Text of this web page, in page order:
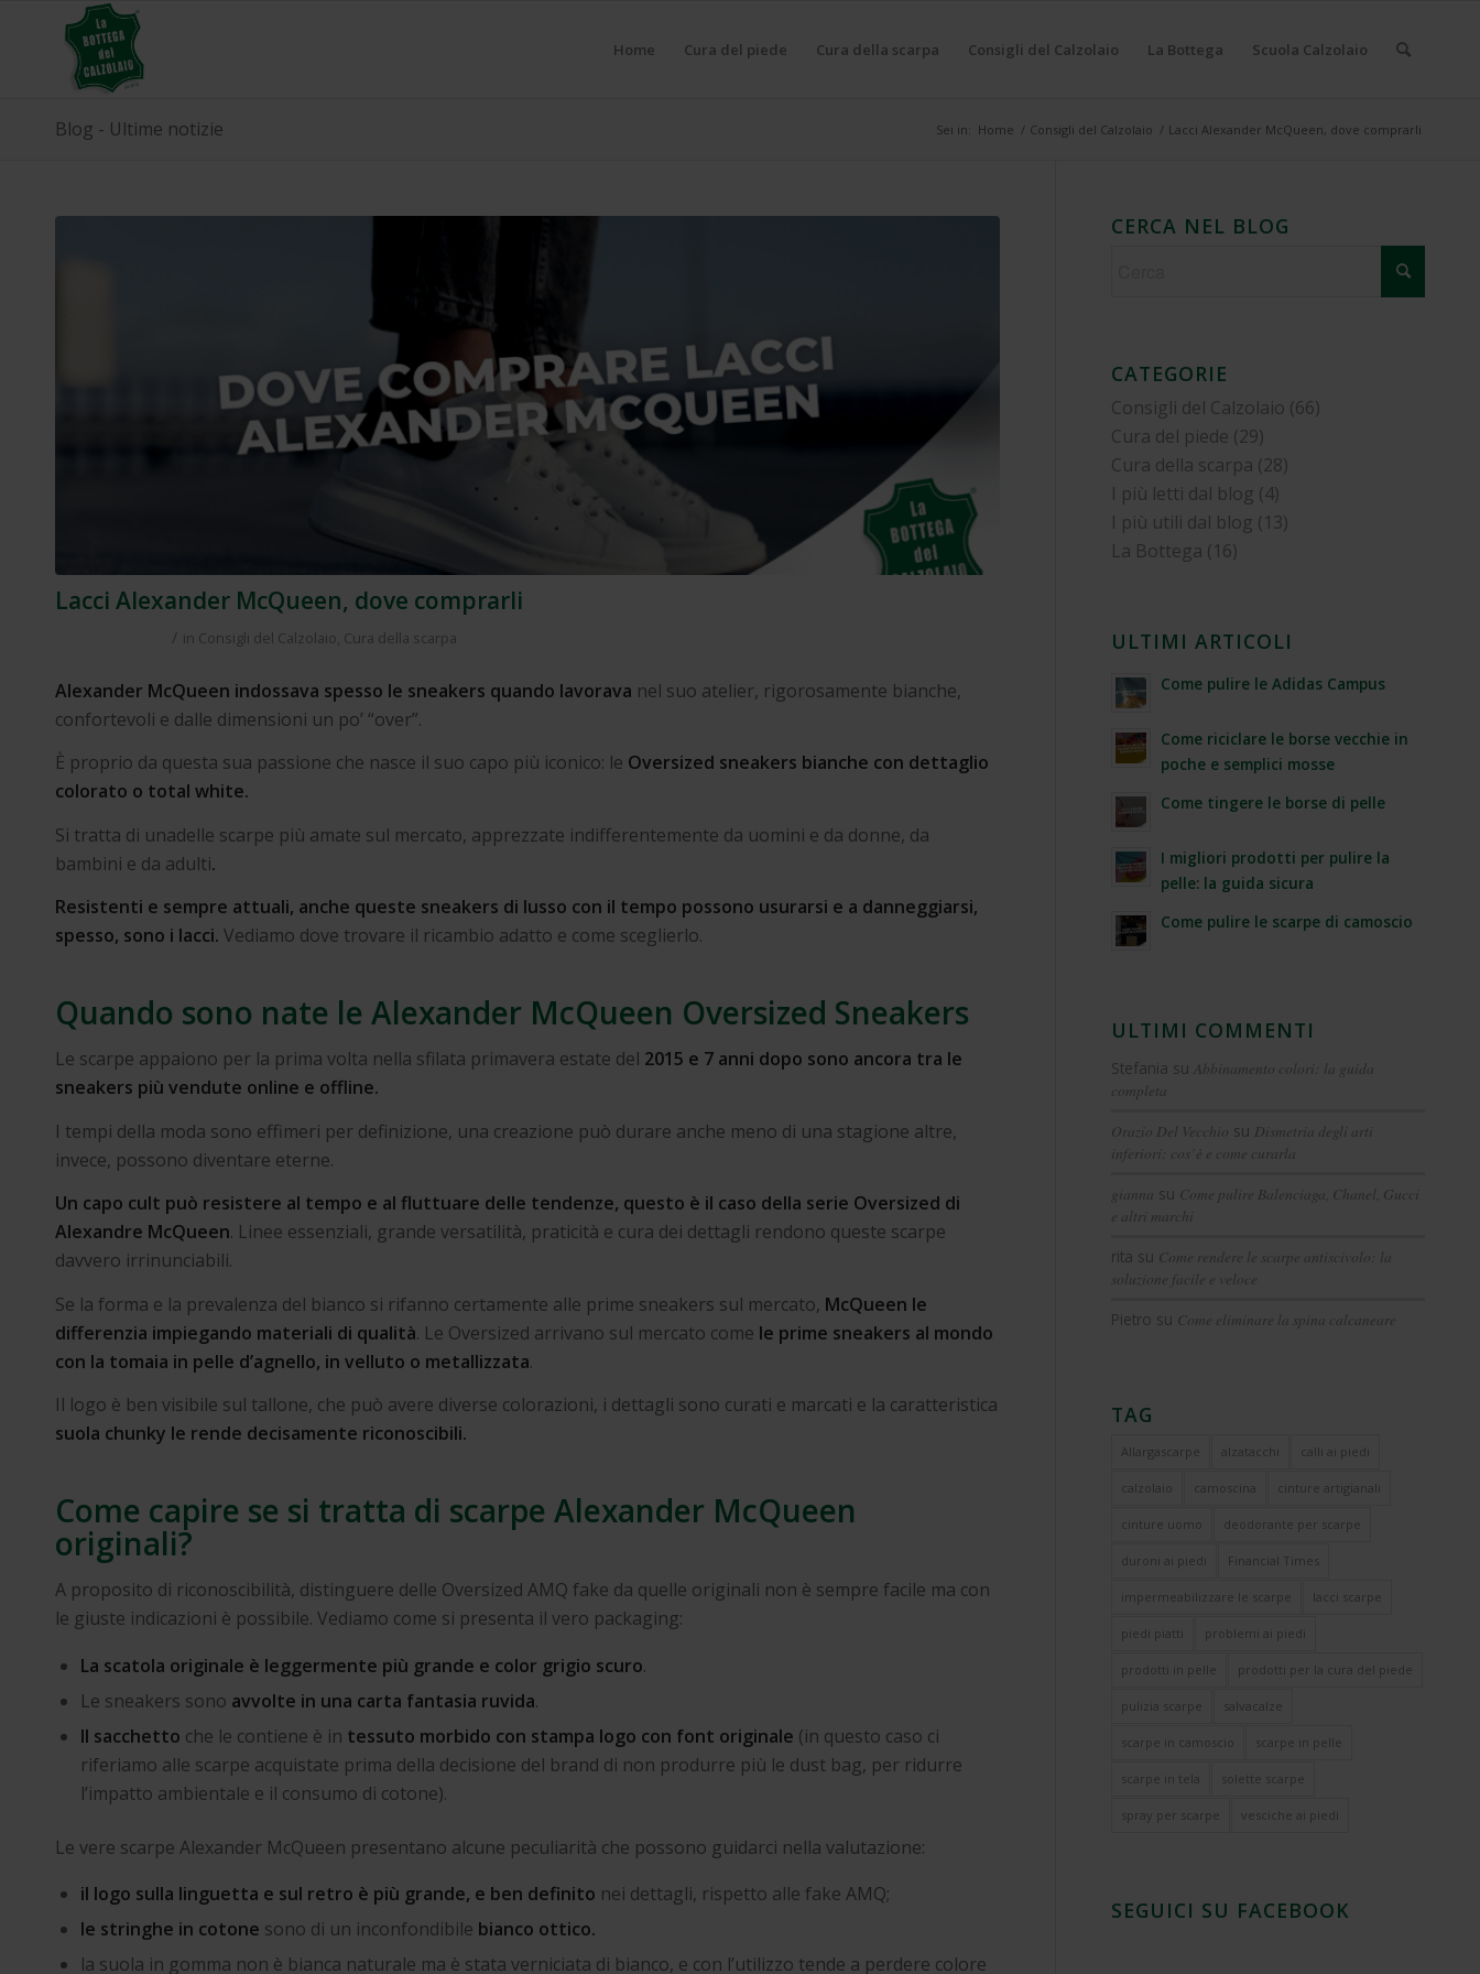
Home Cura del piede Cura della scarpa Consigli del Calzolaio La Bottega Scuola Calzolaio
Blog - Ultime notizie Sei in: Home / Consigli del Calzolaio / Lacci Alexander McQueen, dove comprarli
Lacci Alexander McQueen, dove comprarli
/ in Consigli del Calzolaio, Cura della scarpa
Alexander McQueen indossava spesso le sneakers quando lavorava nel suo atelier, rigorosamente bianche,
confortevoli e dalle dimensioni un po’ “over”.
È proprio da questa sua passione che nasce il suo capo più iconico: le Oversized sneakers bianche con dettaglio
colorato o total white.
Si tratta di unadelle scarpe più amate sul mercato, apprezzate indifferentemente da uomini e da donne, da
bambini e da adulti.
Resistenti e sempre attuali, anche queste sneakers di lusso con il tempo possono usurarsi e a danneggiarsi,
spesso, sono i lacci. Vediamo dove trovare il ricambio adatto e come sceglierlo.
Quando sono nate le Alexander McQueen Oversized Sneakers
Le scarpe appaiono per la prima volta nella sfilata primavera estate del 2015 e 7 anni dopo sono ancora tra le
sneakers più vendute online e offline.
I tempi della moda sono effimeri per definizione, una creazione può durare anche meno di una stagione altre,
invece, possono diventare eterne.
Un capo cult può resistere al tempo e al fluttuare delle tendenze, questo è il caso della serie Oversized di
Alexandre McQueen. Linee essenziali, grande versatilità, praticità e cura dei dettagli rendono queste scarpe
davvero irrinunciabili.
Se la forma e la prevalenza del bianco si rifanno certamente alle prime sneakers sul mercato, McQueen le
differenzia impiegando materiali di qualità. Le Oversized arrivano sul mercato come le prime sneakers al mondo
con la tomaia in pelle d’agnello, in velluto o metallizzata.
Il logo è ben visibile sul tallone, che può avere diverse colorazioni, i dettagli sono curati e marcati e la caratteristica
suola chunky le rende decisamente riconoscibili.
Come capire se si tratta di scarpe Alexander McQueen
originali?
A proposito di riconoscibilità, distinguere delle Oversized AMQ fake da quelle originali non è sempre facile ma con
le giuste indicazioni è possibile. Vediamo come si presenta il vero packaging:
La scatola originale è leggermente più grande e color grigio scuro.
Le sneakers sono avvolte in una carta fantasia ruvida.
Il sacchetto che le contiene è in tessuto morbido con stampa logo con font originale (in questo caso ci
riferiamo alle scarpe acquistate prima della decisione del brand di non produrre più le dust bag, per ridurre
l’impatto ambientale e il consumo di cotone).
Le vere scarpe Alexander McQueen presentano alcune peculiarità che possono guidarci nella valutazione:
il logo sulla linguetta e sul retro è più grande, e ben definito nei dettagli, rispetto alle fake AMQ;
le stringhe in cotone sono di un inconfondibile bianco ottico.
la suola in gomma non è bianca naturale ma è stata verniciata di bianco, e con l’utilizzo tende a perdere colore
CERCA NEL BLOG
CATEGORIE
Consigli del Calzolaio (66)
Cura del piede (29)
Cura della scarpa (28)
I più letti dal blog (4)
I più utili dal blog (13)
La Bottega (16)
ULTIMI ARTICOLI
Come pulire le Adidas Campus
Come riciclare le borse vecchie in
poche e semplici mosse
Come tingere le borse di pelle
I migliori prodotti per pulire la
pelle: la guida sicura
Come pulire le scarpe di camoscio
ULTIMI COMMENTI
Stefania suAbbinamento colori: la guida
completa
Orazio Del Vecchio su Dismetria degli arti
inferiori: cos’è e come curarla
gianna su Come pulire Balenciaga, Chanel, Gucci
e altri marchi
rita su Come rendere le scarpe antiscivolo: la
soluzione facile e veloce
Pietro su Come eliminare la spina calcaneare
TAG
Allargascarpe alzatacchi calli ai piedi
calzolaio camoscina cinture artigianali
cinture uomo deodorante per scarpe
duroni ai piedi Financial Times
impermeabilizzare le scarpe lacci scarpe
piedi piatti problemi ai piedi
prodotti in pelle prodotti per la cura del piede
pulizia scarpe salvacalze
scarpe in camoscio scarpe in pelle
scarpe in tela solette scarpe
spray per scarpe vesciche ai piedi
SEGUICI SU FACEBOOK